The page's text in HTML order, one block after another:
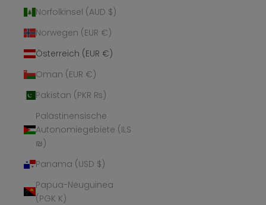
Norfolkinsel (AUD $)
Norwegen (EUR €)
Österreich (EUR €)
Oman (EUR €)
Pakistan (PKR ₨)
Palästinensische
Autonomiegebiete (ILS
₪)
Panama (USD $)
Papua-Neuguinea
(PGK K)